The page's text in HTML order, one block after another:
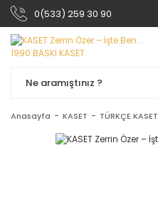
0(533) 259 30 90
Anasayfa KASET TÜRKÇE KASET